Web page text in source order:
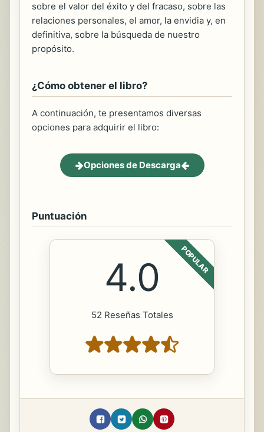
sobre el valor del éxito y del fracaso, sobre las
relaciones personales, el amor, la envidia y, en
definitiva, sobre la búsqueda de nuestro
propósito.
¿Cómo obtener el libro?
A continuación, te presentamos diversas
opciones para adquirir el libro:
Opciones de Descarga
Puntuación
POPULAR
4.0
52 Reseñas Totales